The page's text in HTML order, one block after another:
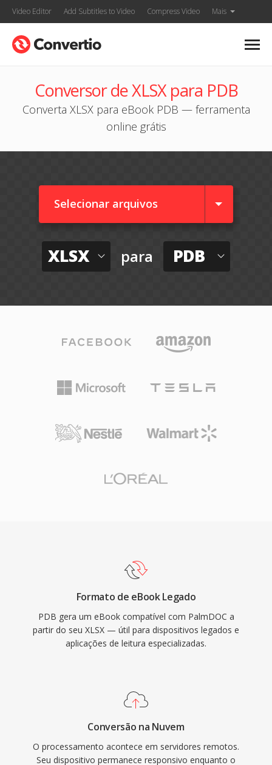
Video Editor Add Subtitles to Video Compress Video Mais
Conversor de XLSX para PDB
Converta XLSX para eBook PDB — ferramenta
online grátis
Selecionar arquivos
XLSX para PDB
Formato de eBook Legado
PDB gera um eBook compatível com PalmDOC a
partir do seu XLSX — útil para dispositivos legados e
aplicações de leitura especializadas.
Conversão na Nuvem
O processamento acontece em servidores remotos.
Seu dispositivo permanece responsivo enquanto o